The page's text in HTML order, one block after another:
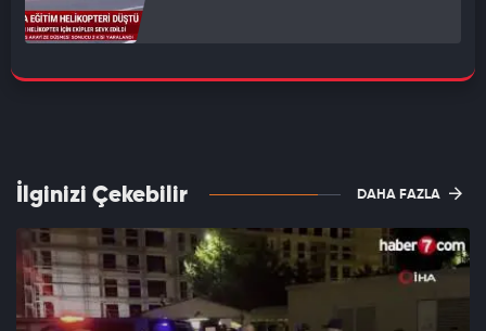
İlginizi Çekebilir DAHA FAZLA